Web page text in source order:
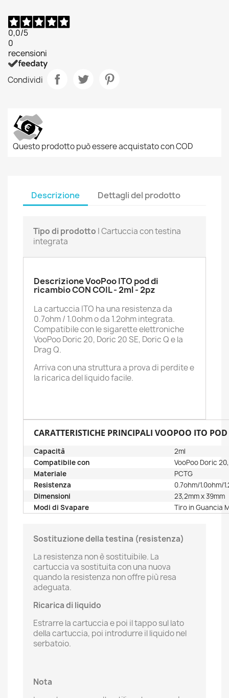
0,0/5
0
recensioni
Condividi
Questo prodotto può essere acquistato con COD
Descrizione Dettagli del prodotto
Tipo di prodotto | Cartuccia con testina
integrata
Descrizione VooPoo ITO pod di
ricambio CON COIL - 2ml - 2pz
La cartuccia ITO ha una resistenza da
0.7ohm / 1.0ohm o da 1.2ohm integrata.
Compatibile con le sigarette elettroniche
VooPoo Doric 20, Doric 20 SE, Doric Q e la
Drag Q.
Arriva con una struttura a prova di perdite e
la ricarica del liquido facile.
CARATTERISTICHE PRINCIPALI VOOPOO ITO
Capacità
2ml
Compatibile con
VooPoo Doric
Materiale
PCTG
Resistenza
0.7ohm/1.0ohm/
Dimensioni
23,2mm x 39mm
Modi di Svapare
Tiro in Guancia
Sostituzione della testina (resistenza)
La resistenza non è sostituibile. La
cartuccia va sostituita con una nuova
quando la resistenza non offre più resa
adeguata.
Ricarica di liquido
Estrarre la cartuccia e poi il tappo sul lato
della cartuccia, poi introdurre il liquido nel
serbatoio.
Nota